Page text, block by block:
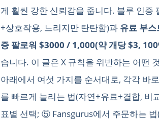
게 훨씬 강한 신뢰감을 줍니다. 블루 인
+상호작용, 느리지만 탄탄함)과 유료 부스
증 팔로워 $3000 / 1,000(약 개당 $3,
습니다. 이 글은 X 규칙을 위반하는 어떤
아래에서 여섯 가지를 순서대로, 각각 바
를 빠르게 늘리는 법(자연+유료+결합,
표별 선택; ⑤ Fansgurus에서 주문하는